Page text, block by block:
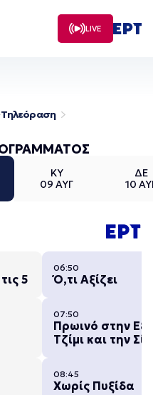
LIVE
Τηλεόραση
ΚΥ
09 ΑΥΓ
ΔΕ
10
5
06:50
Ό,τι Αξίζει
07:50
Πρωινό στην
Τζίμι και την
08:45
Χωρίς Πυξίδα